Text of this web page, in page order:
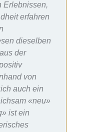
Erlebnissen,
erfahren
dieselben
der
von
auch ein
«neu»
ist ein